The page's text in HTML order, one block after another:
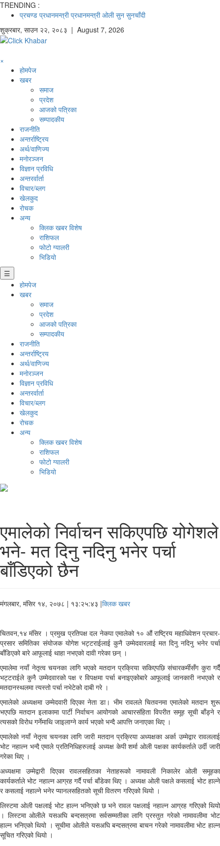
TRENDING :
प्रचण्ड प्रधानमन्त्री प्रधानमन्त्री ओली सुन सुनचाँदी
शुक्रबार, साउन २२, २०८३ | August 7, 2026
×
होमपेज
खबर
समाज
प्रदेश
आजको पत्रिका
सम्पादकीय
राजनीति
अन्तर्राष्ट्रिय
अर्थ/वाणिज्य
मनाेरञ्जन
विज्ञान प्रविधि
अन्तरर्वार्ता
विचार/ब्लग
खेलकुद
रोचक
अन्य
क्लिक खबर विशेष
राशिफल
फोटो ग्यालरी
भिडियो
☰
होमपेज
खबर
समाज
प्रदेश
आजको पत्रिका
सम्पादकीय
राजनीति
अन्तर्राष्ट्रिय
अर्थ/वाणिज्य
मनाेरञ्जन
विज्ञान प्रविधि
अन्तरर्वार्ता
विचार/ब्लग
खेलकुद
रोचक
अन्य
क्लिक खबर विशेष
राशिफल
फोटो ग्यालरी
भिडियो
एमालेको निर्वाचन सकिएपछि योगेशले
भने- मत दिनु नदिनु भनेर पर्चा
बाँडिएको छैन
मंगलबार, मंसिर १४, २०७८ | १३:२५:४३ |क्लिक खबर
चितवन,१४ मंसिर । प्रमुख प्रतिपक्ष दल नेकपा एमालेको १० औं राष्ट्रिय महाधिवेशन प्रचार-
प्रसार समितिका संयोजक योगेश भट्टराईलाई कुनै उम्मेदवारलाई मत दिनु नदिनु भनेर पर्चा
बाँडिएको बारे आफूलाई थाहा नभएको दावी गरेका छन् ।
एमालेमा नयाँ नेतृत्व चयनका लागि भएको मतदान प्रक्रिया सकिएपछि संचारकर्मीसँग कुरा गर्दै
भट्टराईले कुनै उम्मेदवारको पक्ष र विपक्षमा पर्चा बनाइएकोबारे आफूलाई जानकारी नभएको र
मतदानस्थलमा त्यस्तो पर्चा नभेटेको दाबी गरे ।
एमालेको अध्यक्षमा उम्मेदवारी दिएका नेता डा। भीम रावलले चितवनमा एमालेको मतदान शुरू
भएपछि मतदान इलाकामा पार्टी निर्वाचन आयोगको आचारसंहिता विपरीत समूह सूची बाँड्ने र
त्यसको विरोध गर्नेमाथि जाइलाग्ने कार्य भएको भन्दै आपत्ति जनाएका थिए ।
एमालेको नयाँ नेतृत्व चयनका लागि जारी मतदान प्रक्रिया अध्यक्षका अर्का उम्मेद्वार रावललाई
भोट नहाल्न भन्दै एमाले प्रतिनिधिहरुलाई अध्यक्ष केपी शर्मा ओली पक्षका कार्यकर्ताले उर्दी जारी
गरेका थिए ।
अध्यक्षमा उम्मेद्वारी दिएका रावलसहितका नेताहरूको नामावली निकालेर ओली समूहका
कार्यकर्ताले भोट नहाल्न आग्रह गर्दै पर्चा बाँडेका थिए । अध्यक्ष ओली पक्षले कसलाई भोट हाल्ने
र कसलाई नहाल्ने भनेर प्यानलसहितको सूची वितरण गरिएको थियो ।
लिस्टमा ओली पक्षलाई भोट हाल्न भनिएको छ भने रावल पक्षलाई नहाल्न आग्रह गरिएको थियो
। लिस्टमा ओलीले यसअघि बन्दसत्रमा सर्वसम्मतीका लागि प्रस्तुत गरेको नामावलीमा भोट
हाल्न भनिएको थियो । सूचीमा ओलीले यसअघि बन्दसत्रमा बाचन गरेको नामावलीमा भोट हाल्न
सूचित गरिएको थियो ।